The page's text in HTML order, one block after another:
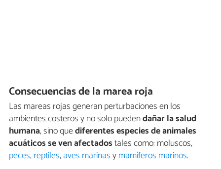
Consecuencias de la marea roja
Las mareas rojas generan perturbaciones en los
ambientes costeros y no solo puedendañar la salud
humana, sino quediferentes especies de animales
acuáticos se ven afectadostales como: moluscos,
peces,reptiles,aves marinasymamíferos marinos.